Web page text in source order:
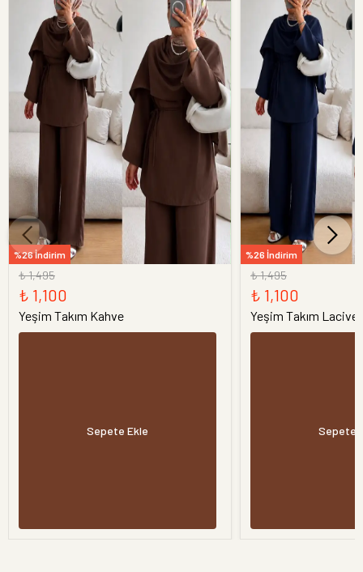
%26 İndirim
₺ 1,495
₺ 1,100
Yeşim Takım Kahve
Sepete Ekle
%26 İndirim
₺ 1,495
₺ 1,100
Yeşim Takım
Sepete